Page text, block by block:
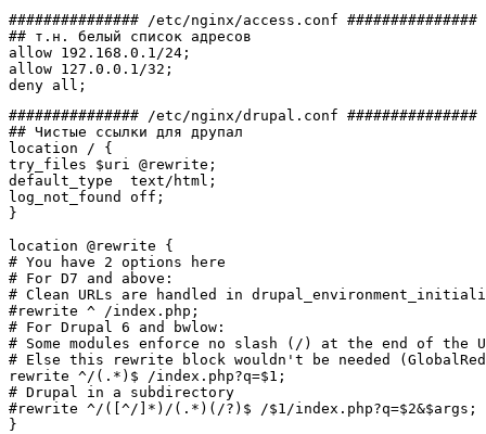
############### /etc/nginx/access.conf ###############
## т.н. белый список адресов
allow 192.168.0.1 /24 ;
allow 127.0.0.1 /32 ;
deny all;
############### /etc/nginx/drupal.conf ###############
## Чистые ссылки для друпал
location
/
{
try_files $uri @rewrite;
default_type  text / html;
}
location @rewrite {
# You have 2 options here
# For D7 and above:
# Clean URLs are handled in
#rewrite ^ /index.php;
# For Drupal 6 and bwlow:
# Some modules enforce no slash (/) at the end of the
# Else this rewrite block wouldn't be needed
rewrite ^/ ( . * ) $ /index.php?q=$1
# Drupal in a subdirectory
#rewrite ^/([^/]*)/(.*)(/?)$ /$1/index.php?q=$2&$args;
}